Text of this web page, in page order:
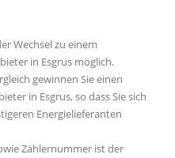
Wechsel zu einem
in Esgrus möglich.
gewinnen Sie einen
in Esgrus, so dass Sie sich
Energielieferanten
Zählernummer ist der